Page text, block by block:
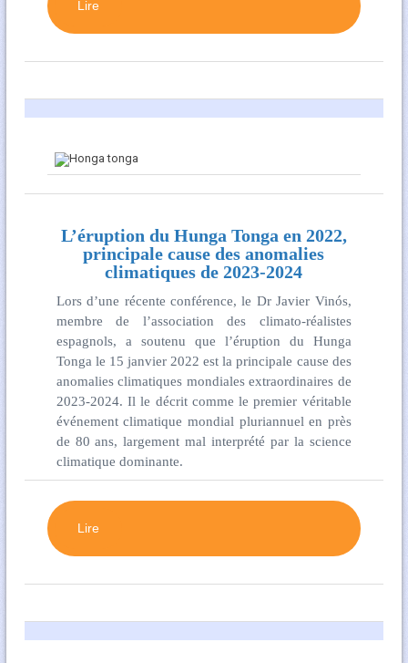
Lire
L’éruption du Hunga Tonga en 2022,
principale cause des anomalies
climatiques de 2023-2024
Lors d’une récente conférence, le Dr Javier Vinós,
membre de l’association des climato-réalistes
espagnols, a soutenu que l’éruption du Hunga
Tonga le 15 janvier 2022 est la principale cause des
anomalies climatiques mondiales extraordinaires de
2023-2024. Il le décrit comme le premier véritable
événement climatique mondial pluriannuel en près
de 80 ans, largement mal interprété par la science
climatique dominante.
Lire